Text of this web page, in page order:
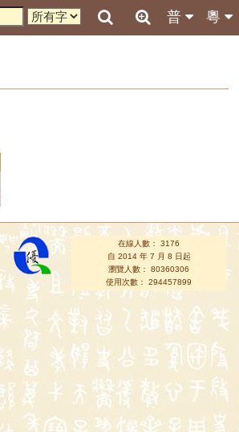
粵
普
在線人數： 3176
自 2014 年 7 月 8 日起
瀏覽人數： 80360306
使用次數： 294457899